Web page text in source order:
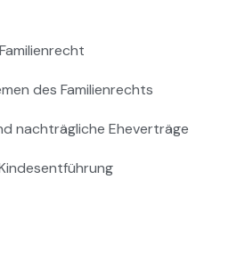
des Familienrechts
nachträgliche Eheverträge